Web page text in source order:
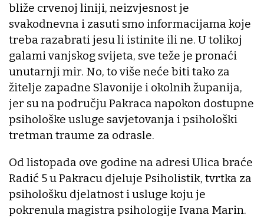
bliže crvenoj liniji, neizvjesnost je
svakodnevna i zasuti smo informacijama koje
treba razabrati jesu li istinite ili ne. U tolikoj
galami vanjskog svijeta, sve teže je pronaći
unutarnji mir. No, to više neće biti tako za
žitelje zapadne Slavonije i okolnih županija,
jer su na području Pakraca napokon dostupne
psihološke usluge savjetovanja i psihološki
tretman traume za odrasle.
Od listopada ove godine na adresi Ulica braće
Radić 5 u Pakracu djeluje Psiholistik, tvrtka za
psihološku djelatnost i usluge koju je
pokrenula magistra psihologije Ivana Marin.